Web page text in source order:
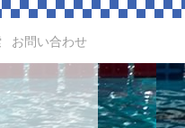
お問い合わせ